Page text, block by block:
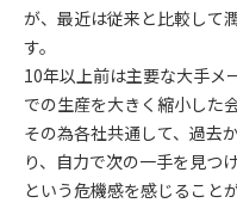
が、最近は従来と比較して
す。
10年以上前は主要な大手メ
での生産を大きく縮小した
その為各社共通して、過去
り、自力で次の一手を見つ
という危機感を感じること